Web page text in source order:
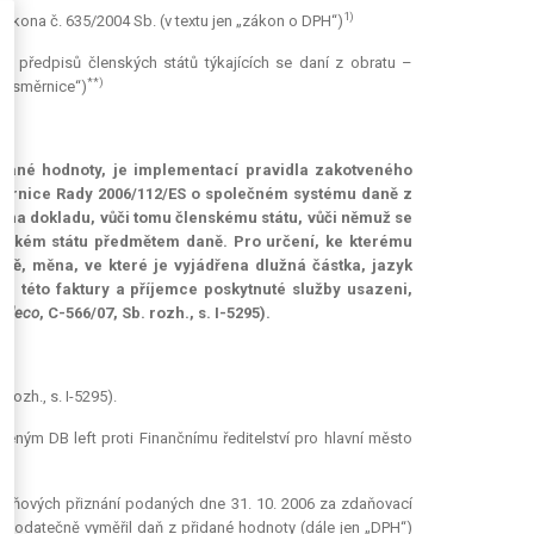
č. 635/2004 Sb. (v textu jen „zákon o DPH“)1)
předpisů členských států týkajících se daní z obratu –
směrnice“)**)
hodnoty, je implementací pravidla zakotveného
Rady 2006/112/ES o společném systému daně z
dokladu, vůči tomu členskému státu, vůči němuž se
státu předmětem daně. Pro určení, ke kterému
měna, ve které je vyjádřena dlužná částka, jazyk
této faktury a příjemce poskytnuté služby usazeni,
, C-566/07, Sb. rozh., s. I-5295).
rozh., s. I-5295).
DB left proti Finančnímu ředitelství pro hlavní město
přiznání podaných dne 31. 10. 2006 za zdaňovací
vyměřil daň z přidané hodnoty (dále jen „DPH“)